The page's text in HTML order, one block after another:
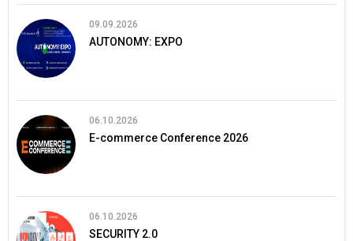
09.09.2026
AUTONOMY: EXPO
06.10.2026
E-commerce Conference 2026
06.10.2026
SECURITY 2.0